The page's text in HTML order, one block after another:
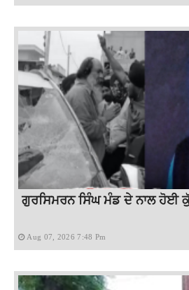
ਗੁਰਸਿਮਰਨ ਸਿੰਘ ਮੰਡ ਦੇ ਨਾਲ ਹੋਈ
Aug 07, 2026 7:48 Pm